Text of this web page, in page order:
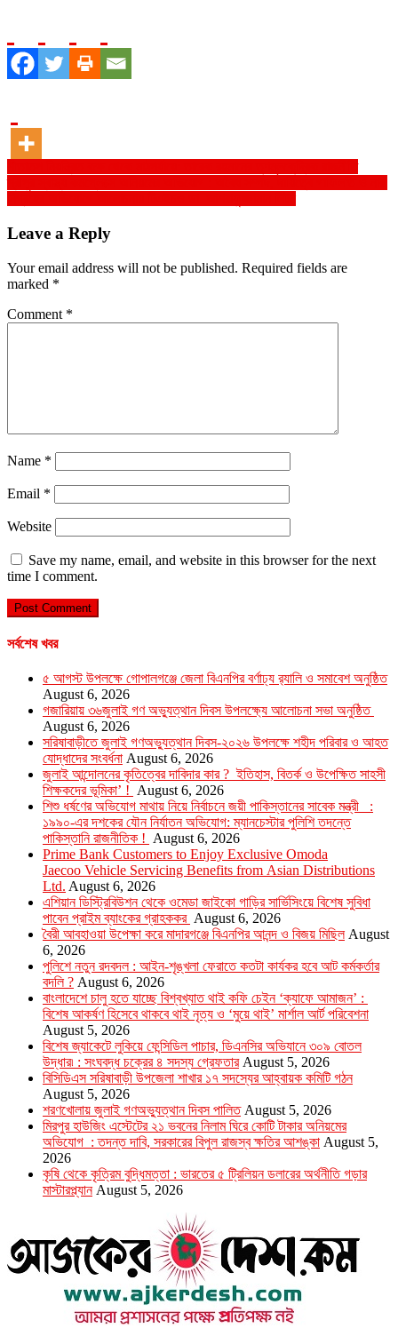
Post
navigation
Leave a Reply
Your email address will not be published. Required fields are
marked *
Comment *
Name *
Email *
Website
Save my name, email, and website in this browser for the next
time I comment.
সর্বশেষ খবর
৫ আগস্ট উপলক্ষে গোপালগঞ্জে জেলা বিএনপির বর্ণাঢ্য র‍্যালি ও সমাবেশ অনুষ্ঠিত
August 6, 2026
গজারিয়ায় ৩৬জুলাই গণ অভ্যুত্থান দিবস উপলক্ষ্যে আলোচনা সভা অনুষ্ঠিত
August 6, 2026
সরিষাবাড়ীতে জুলাই গণঅভ্যুত্থান দিবস-২০২৬ উপলক্ষে শহীদ পরিবার ও আহত
যোদ্ধাদের সংবর্ধনা August 6, 2026
জুলাই আন্দোলনের কৃতিত্বের দাবিদার কার ? ইতিহাস, বিতর্ক ও উপেক্ষিত সাহসী
শিক্ষকদের ভূমিকা’ ! August 6, 2026
শিশু ধর্ষণের অভিযোগ মাথায় নিয়ে নির্বাচনে জয়ী পাকিস্তানের সাবেক মন্ত্রী :
১৯৯০-এর দশকের যৌন নির্যাতন অভিযোগ: ম্যানচেস্টার পুলিশি তদন্তে
পাকিস্তানি রাজনীতিক ! August 6, 2026
Prime Bank Customers to Enjoy Exclusive Omoda
Jaecoo Vehicle Servicing Benefits from Asian Distributions
Ltd. August 6, 2026
এশিয়ান ডিস্ট্রিবিউশন থেকে ওমেডা জাইকো গাড়ির সার্ভিসিংয়ে বিশেষ সুবিধা
পাবেন প্রাইম ব্যাংকের গ্রাহককর August 6, 2026
বৈরী আবহাওয়া উপেক্ষা করে মাদারগঞ্জে বিএনপির আনন্দ ও বিজয় মিছিল August
6, 2026
পুলিশে নতুন রদবদল : আইন-শৃঙ্খলা ফেরাতে কতটা কার্যকর হবে আট কর্মকর্তার
বদলি ? August 6, 2026
​​বাংলাদেশে চালু হতে যাচ্ছে বিশ্বখ্যাত থাই কফি চেইন ‘ক্যাফে আমাজন’ :
বিশেষ আকর্ষণ হিসেবে থাকবে থাই নৃত্য ও ‘মুয়ে থাই’ মার্শাল আর্ট পরিবেশনা
August 5, 2026
বিশেষ জ্যাকেটে লুকিয়ে ফেন্সিডিল পাচার, ডিএনসির অভিযানে ৩০৯ বোতল
উদ্ধার৷ : সংঘবদ্ধ চক্রের ৪ সদস্য গ্রেফতার August 5, 2026
বিসিডিএস সরিষাবাড়ী উপজেলা শাখার ১৭ সদস্যের আহ্বায়ক কমিটি গঠন
August 5, 2026
শরণখোলায় জুলাই গণঅভ্যুত্থান দিবস পালিত August 5, 2026
মিরপুর হাউজিং এস্টেটের ২১ ভবনের নিলাম ঘিরে কোটি টাকার অনিয়মের
অভিযোগ : তদন্ত দাবি, সরকারের বিপুল রাজস্ব ক্ষতির আশঙ্কা August 5,
2026
কৃষি থেকে কৃত্রিম বুদ্ধিমত্তা : ভারতের ৫ ট্রিলিয়ন ডলারের অর্থনীতি গড়ার
মাস্টারপ্ল্যান August 5, 2026